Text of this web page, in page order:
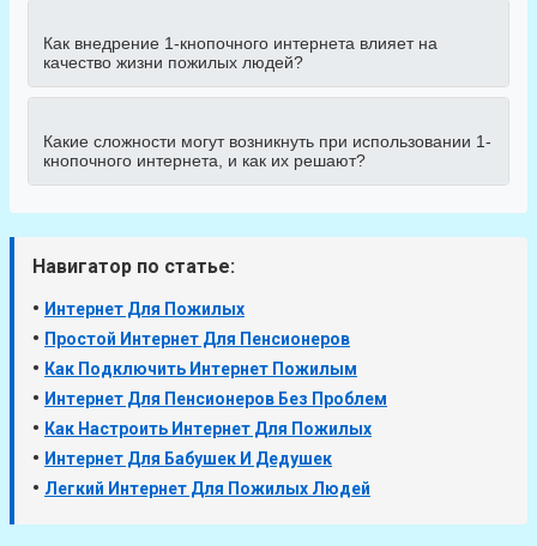
Как внедрение 1-кнопочного интернета влияет на
качество жизни пожилых людей?
Какие сложности могут возникнуть при использовании 1-
кнопочного интернета, и как их решают?
Навигатор по статье:
• Интернет Для Пожилых
• Простой Интернет Для Пенсионеров
• Как Подключить Интернет Пожилым
• Интернет Для Пенсионеров Без Проблем
• Как Настроить Интернет Для Пожилых
• Интернет Для Бабушек И Дедушек
• Легкий Интернет Для Пожилых Людей